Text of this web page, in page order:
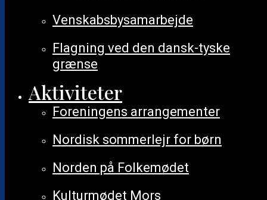
Venskabsbysamarbejde
Flagning ved den dansk-tyske
grænse
Aktiviteter
Foreningens arrangementer
Nordisk sommerlejr for børn
Norden på Folkemødet
Kulturmødet Mors